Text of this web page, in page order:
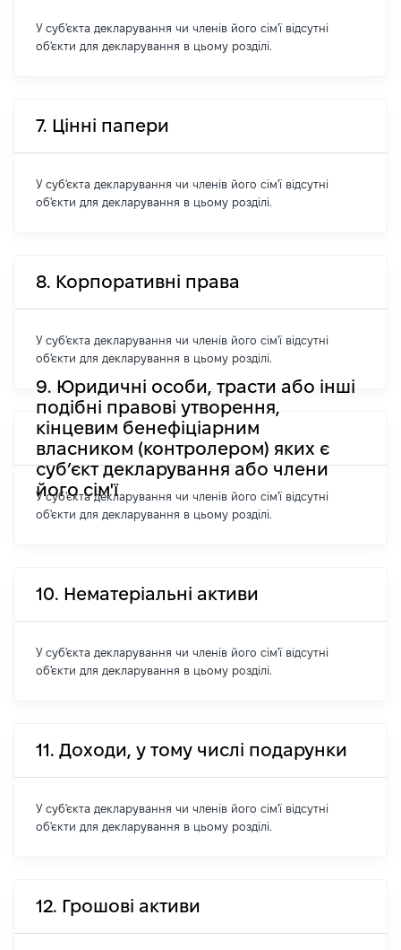
У суб'єкта декларування чи членів його сім'ї відсутні
об'єкти для декларування в цьому розділі.
7. Цінні папери
У суб'єкта декларування чи членів його сім'ї відсутні
об'єкти для декларування в цьому розділі.
8. Корпоративні права
У суб'єкта декларування чи членів його сім'ї відсутні
об'єкти для декларування в цьому розділі.
9. Юридичні особи, трасти або інші
подібні правові утворення,
кінцевим бенефіціарним
власником (контролером) яких є
суб’єкт декларування або члени
його сім'ї
У суб'єкта декларування чи членів його сім'ї відсутні
об'єкти для декларування в цьому розділі.
10. Нематеріальні активи
У суб'єкта декларування чи членів його сім'ї відсутні
об'єкти для декларування в цьому розділі.
11. Доходи, у тому числі подарунки
У суб'єкта декларування чи членів його сім'ї відсутні
об'єкти для декларування в цьому розділі.
12. Грошові активи